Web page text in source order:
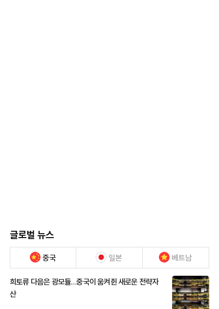
글로벌 뉴스
중국 일본 베트남
희토류 다음은 광모듈…중국이 움켜쥔 새로운 전략자
산